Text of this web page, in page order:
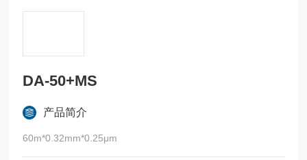
DA-50+MS
产品简介
60m*0.32mm*0.25μm